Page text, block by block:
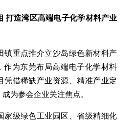
打造湾区高端电子化学材料产业
镇重点推介立沙岛绿色新材料产
作为东莞布局高端电子化学材料
凭借稀缺产业资源、精准产业定
为参会企业关注焦点。
家级绿色工业园区、省级精细化